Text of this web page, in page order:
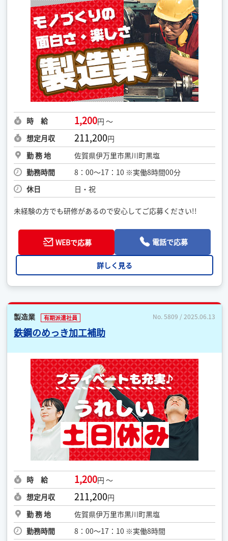
時 給 1,200円 ～
想定月収
211,200円
勤 務 地
佐賀県伊万里市黒川町黒塩
勤務時間
8：00〜17：10 ※実働8時間00分
休日
日・祝
未経験の方でも研修があるので安心してご応募ください!!
WEBで応募 電話で応募
詳しく見る
製造業 有期派遣社員 No. 5809 / 2025.06.13
鉄鋼のめっき加工補助
時 給 1,200円 ～
想定月収
211,200円
勤 務 地
佐賀県伊万里市黒川町黒塩
勤務時間
8：00〜17：10 ※実働8時間